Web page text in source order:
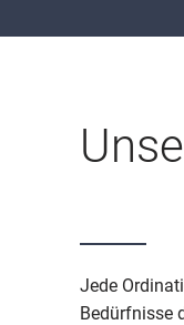
Jede
Bedürfnisse